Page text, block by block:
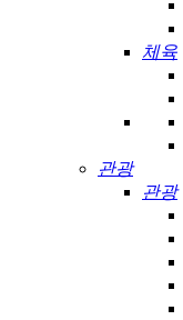
체육
관광
관광